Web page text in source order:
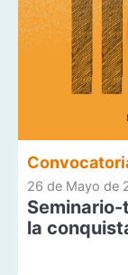
26 de Mayo de
la